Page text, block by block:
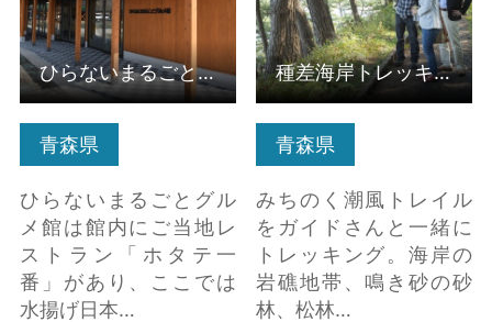
青森県
ひらないまるごとグル
メ館は館内にご当地レ
ストラン「ホタテ一
番」があり、ここでは
水揚げ日本…
ひらないまるごとグルメ館
青森県
みちのく潮風トレイル
をガイドさんと一緒に
トレッキング。海岸の
岩礁地帯、鳴き砂の砂
林、松林…
種差海岸トレッキングと漁師ランチ